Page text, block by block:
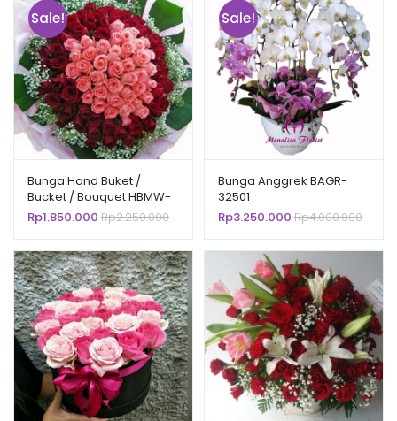
Sale!
Bunga Hand Buket /
Bucket / Bouquet HBMW-
18502
Rp1.850.000 Rp2.250.000
Sale!
Bunga Anggrek BAGR-
32501
Rp3.250.000 Rp4.000.000